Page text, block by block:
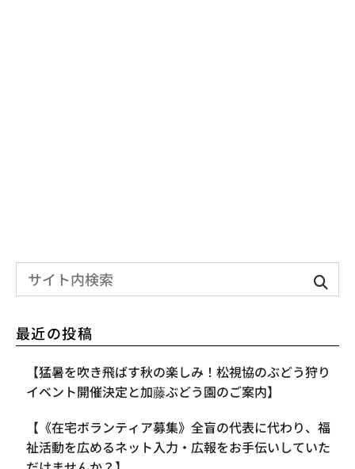
最近の投稿
【​猛暑を吹き飛ばす秋の楽しみ！松視協のぶどう狩り
イベント開催決定と加藤ぶどう園のご案内】
【《在宅ボランティア募集》全盲の代表に代わり、福
祉活動を広めるネット入力・広報をお手伝いしていた